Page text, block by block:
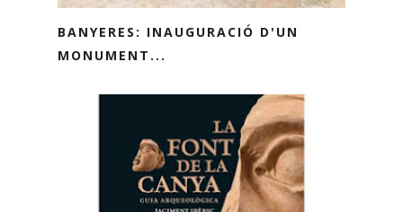
BANYERES: INAUGURACIÓ D'UN
MONUMENT...